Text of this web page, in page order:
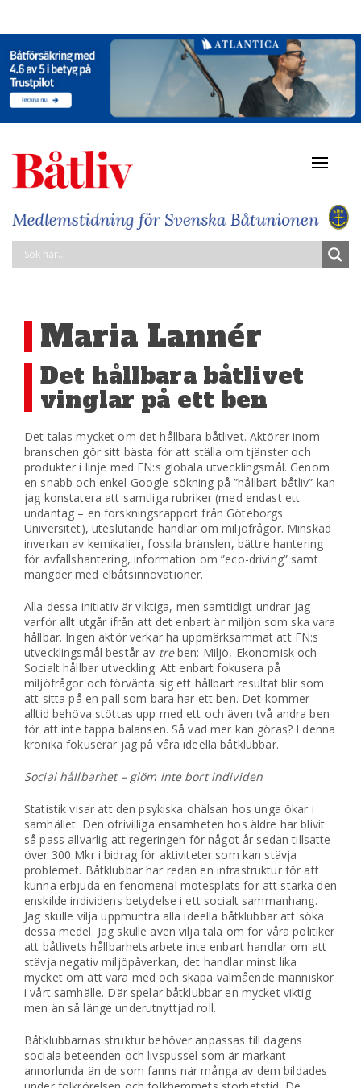
Maria Lannér
Det hållbara båtlivet
vinglar på ett ben
Det talas mycket om det hållbara båtlivet. Aktörer inom
branschen gör sitt bästa för att ställa om tjänster och
produkter i linje med FN:s globala utvecklingsmål. Genom
en snabb och enkel Google-sökning på ”hållbart båtliv” kan
jag konstatera att samtliga rubriker (med endast ett
undantag – en forskningsrapport från Göteborgs
Universitet), uteslutande handlar om miljöfrågor. Minskad
inverkan av kemikalier, fossila bränslen, bättre hantering
för avfallshantering, information om ”eco-driving” samt
mängder med elbåtsinnovationer.
Alla dessa initiativ är viktiga, men samtidigt undrar jag
varför allt utgår ifrån att det enbart är miljön som ska vara
hållbar. Ingen aktör verkar ha uppmärksammat att FN:s
utvecklingsmål består av treben: Miljö, Ekonomisk och
Socialt hållbar utveckling. Att enbart fokusera på
miljöfrågor och förvänta sig ett hållbart resultat blir som
att sitta på en pall som bara har ett ben. Det kommer
alltid behöva stöttas upp med ett och även två andra ben
för att inte tappa balansen. Så vad mer kan göras? I denna
krönika fokuserar jag på våra ideella båtklubbar.
Social hållbarhet – glöm inte bort individen
Statistik visar att den psykiska ohälsan hos unga ökar i
samhället. Den ofrivilliga ensamheten hos äldre har blivit
så pass allvarlig att regeringen för något år sedan tillsatte
över 300 Mkr i bidrag för aktiviteter som kan stävja
problemet. Båtklubbar har redan en infrastruktur för att
kunna erbjuda en fenomenal mötesplats för att stärka den
enskilde individens betydelse i ett socialt sammanhang.
Jag skulle vilja uppmuntra alla ideella båtklubbar att söka
dessa medel. Jag skulle även vilja tala om för våra politiker
att båtlivets hållbarhetsarbete inte enbart handlar om att
stävja negativ miljöpåverkan, det handlar minst lika
mycket om att vara med och skapa välmående människor
i vårt samhälle. Där spelar båtklubbar en mycket viktig
men än så länge underutnyttjad roll.
Båtklubbarnas struktur behöver anpassas till dagens
sociala beteenden och livspussel som är markant
annorlunda än de som fanns när många av dem bildades